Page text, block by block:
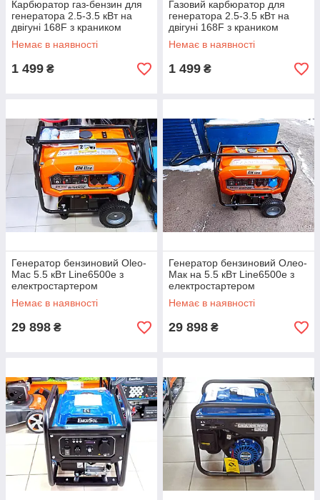
Карбюратор газ-бензин для
генератора 2.5-3.5 кВт на
двігуні 168F з краником
Немає в наявності
1 499 ₴
Газовий карбюратор для
генератора 2.5-3.5 кВт на
двігуні 168F з краником
Немає в наявності
1 499 ₴
Генератор бензиновий Oleo-
Mac 5.5 кВт Line6500e з
електростартером
однофазний з мідною
обвиткою Італія
Немає в наявності
29 898 ₴
Генератор бензиновий Олео-
Мак на 5.5 кВт Line6500e з
електростартером
однофазний з мідною
обвиткою Італія
Немає в наявності
29 898 ₴